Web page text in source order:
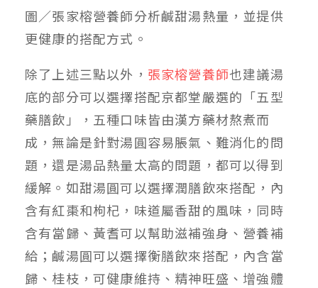
圖／張家榕營養師分析鹹甜湯熱量，並提供
更健康的搭配方式。
除了上述三點以外， 張家榕營養師也建議湯
底的部分可以選擇搭配京都堂嚴選的「五型
藥膳飲」，五種口味皆由漢方藥材熬煮而
成，無論是針對湯圓容易脹氣、難消化的問
題，還是湯品熱量太高的問題，都可以得到
緩解。如甜湯圓可以選擇潤膳飲來搭配，內
含有紅棗和枸杞，味道屬香甜的風味，同時
含有當歸、黃耆可以幫助滋補強身、營養補
給；鹹湯圓可以選擇衡膳飲來搭配，內含當
歸、桂枝，可健康維持、精神旺盛、增強體